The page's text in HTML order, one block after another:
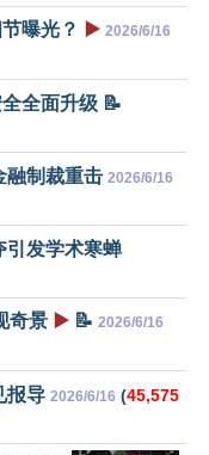
曝光？ ▶️ 2026/6/16
全面升级 📝
融制裁重击 2026/6/16
引发学术寒蝉
奇景 ▶️ 📝 2026/6/16
报导 2026/6/16 (45,575